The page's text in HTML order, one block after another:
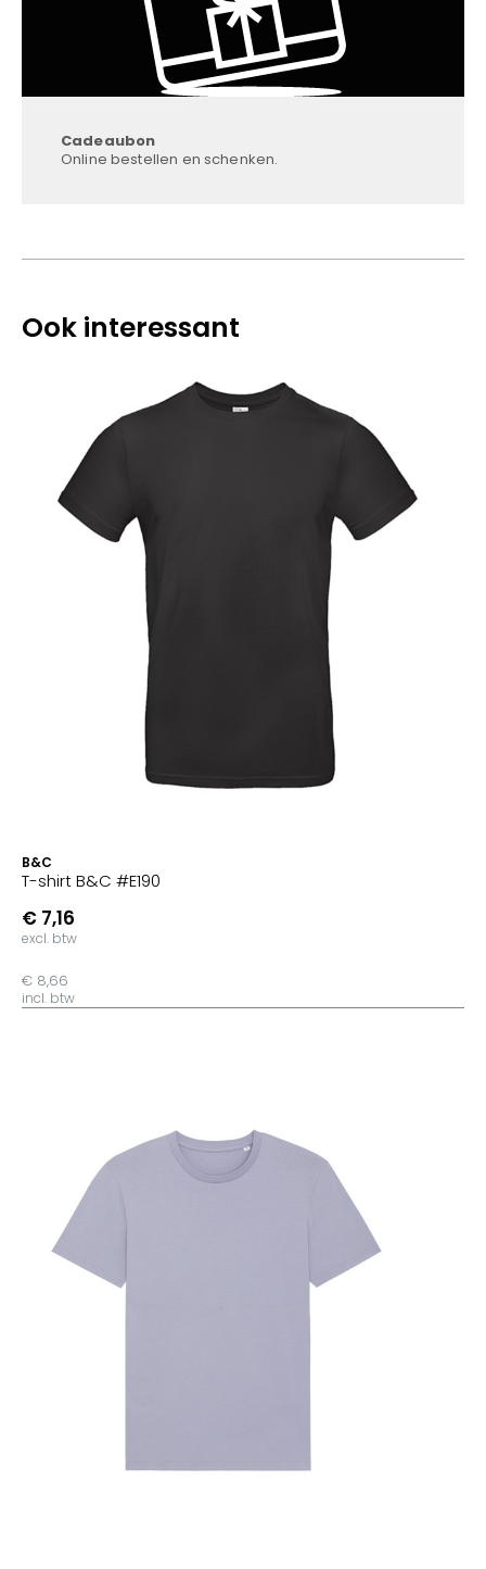
Cadeaubon
Online bestellen en schenken.
Ook interessant
B&C
T-shirt B&C #E190
€ 7,16
excl. btw
€ 8,66
incl. btw